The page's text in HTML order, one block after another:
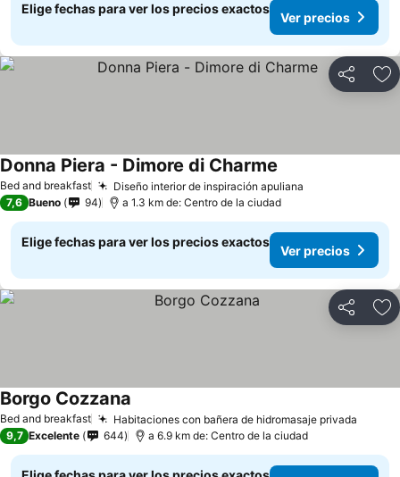
Elige fechas para ver los precios exactos
Ver precios
Compartir
Bed and breakfast Diseño interior de inspiración apuliana
Donna Piera - Dimore di Charme
7,6 Bueno 94 a 1.3 km de: Centro de la ciudad
Elige fechas para ver los precios exactos
Ver precios
Compartir
Bed and breakfast Habitaciones con bañera de hidromasaje privada
Borgo Cozzana
9,7 Excelente 644 a 6.9 km de: Centro de la ciudad